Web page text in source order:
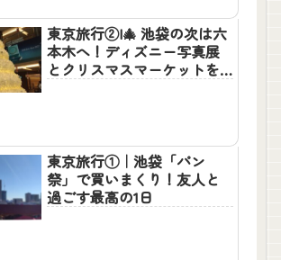
東京旅行②|🎄 池袋の次は六
本木へ！ディズニー写真展
とクリスマスマーケットを
東京旅行①｜池袋「パン
祭」で買いまくり！友人と
過ごす最高の1日